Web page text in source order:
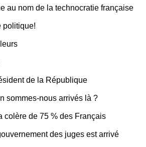
au nom de la technocratie française
politique!
de la République
sommes-nous arrivés là ?
colère de 75 % des Français
des juges est arrivé